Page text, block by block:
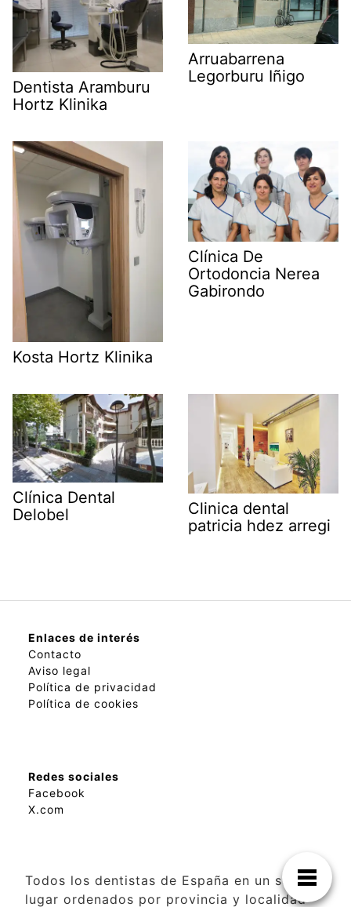
Dentista Aramburu
Hortz Klinika
Arruabarrena
Legorburu Iñigo
Kosta Hortz Klinika
Clínica De
Ortodoncia Nerea
Gabirondo
Clínica Dental
Delobel
Clinica dental
patricia hdez arregi
Enlaces de interés
Contacto
Aviso legal
Política de privacidad
Política de cookies
Redes sociales
Facebook
X.com
Todos los dentistas de España en un solo
lugar ordenados por provincia y localidad